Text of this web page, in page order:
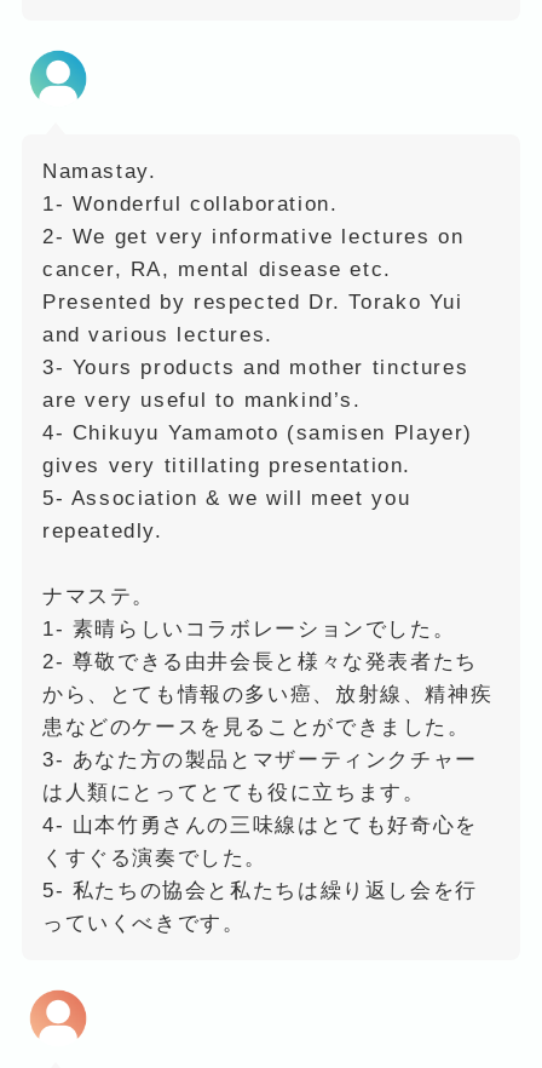
Namastay.
1- Wonderful collaboration.
2- We get very informative lectures on
cancer, RA, mental disease etc.
Presented by respected Dr. Torako Yui
and various lectures.
3- Yours products and mother tinctures
are very useful to mankind’s.
4- Chikuyu Yamamoto (samisen Player)
gives very titillating presentation.
5- Association & we will meet you
repeatedly.
ナマステ。
1- 素晴らしいコラボレーションでした。
2- 尊敬できる由井会長と様々な発表者たち
から、とても情報の多い癌、放射線、精神疾
患などのケースを見ることができました。
3- あなた方の製品とマザーティンクチャー
は人類にとってとても役に立ちます。
4- 山本竹勇さんの三味線はとても好奇心を
くすぐる演奏でした。
5- 私たちの協会と私たちは繰り返し会を行
っていくべきです。